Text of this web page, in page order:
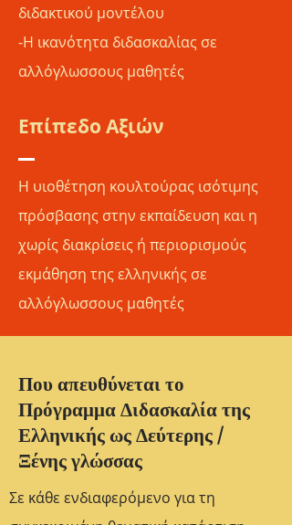
διδακτικού μοντέλου
-Η ικανότητα διδασκαλίας σε
αλλόγλωσσους μαθητές
Επίπεδο Αξιών
Η υιοθέτηση κουλτούρας ισότιμης
πρόσβασης στην εκπαίδευση και η
χωρίς διακρίσεις ή περιορισμούς
εκμάθηση της ελληνικής σε
αλλόγλωσσους μαθητές
Που απευθύνεται το
Πρόγραμμα Διδασκαλία της
Ελληνικής ως Δεύτερης /
Ξένης γλώσσας
Σε κάθε ενδιαφερόμενο για τη